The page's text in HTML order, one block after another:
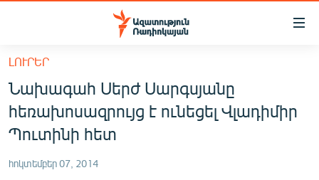
Մատչելիության
հիմնական
բովանդակությանը
Անցնել
հիմնական
մենյուին
ՀԱՅԱՍՏԱՆ
ՔԱՂԱՔԱԿԱՆ
ԼՈՒՐԵՐ
Նախագահ Սերժ Սարգսյանը
հեռախոսազրույց է ունեցել Վլադիմիր
Պուտինի հետ
հոկտեմբեր 07, 2014